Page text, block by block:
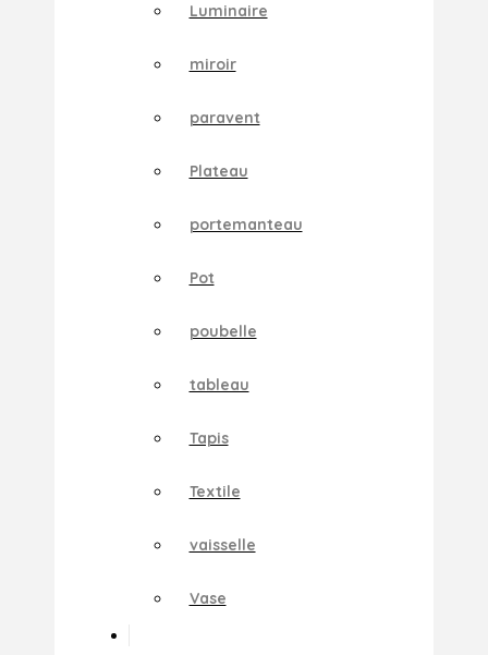
Luminaire
miroir
paravent
Plateau
portemanteau
Pot
poubelle
tableau
Tapis
Textile
vaisselle
Vase